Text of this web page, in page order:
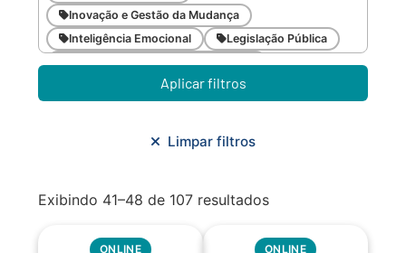
Inovação e Gestão da Mudança
Inteligência Emocional
Legislação Pública
Meio Ambiente e Sustentabilidade
Metodologias Ágeis
Orçamento e Finanças
Planejamento Urbano/Mobilidade
Aplicar filtros
Limpar filtros
Exibindo 41–48 de 107 resultados
ONLINE ONLINE